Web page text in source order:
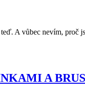
A vůbec nevím, proč
A